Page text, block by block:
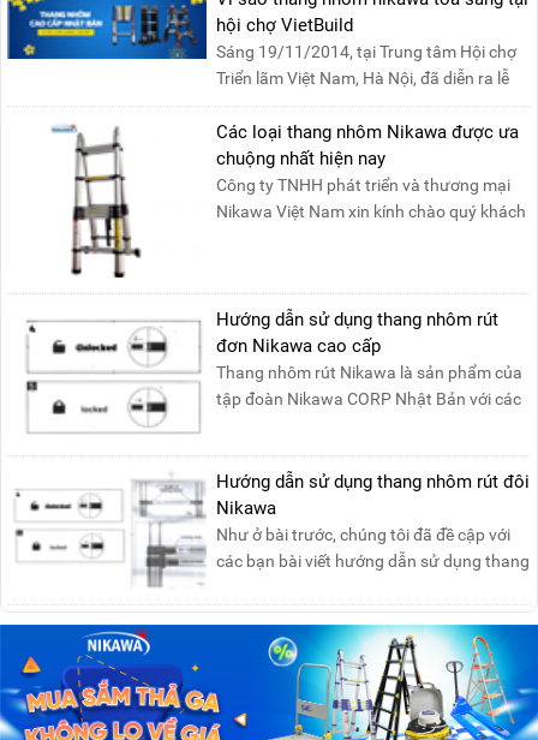
hội chợ VietBuild
Sáng 19/11/2014, tại Trung tâm Hội chợ
Triển lãm Việt Nam, Hà Nội, đã diễn ra lễ
khai mạc “Triể....
Các loại thang nhôm Nikawa được ưa
chuộng nhất hiện nay
Công ty TNHH phát triển và thương mại
Nikawa Việt Nam xin kính chào quý khách
Hướng dẫn sử dụng thang nhôm rút
đơn Nikawa cao cấp
Thang nhôm rút Nikawa là sản phẩm của
tập đoàn Nikawa CORP Nhật Bản với các
Hướng dẫn sử dụng thang nhôm rút đôi
Nikawa
Như ở bài trước, chúng tôi đã đề cập với
các bạn bài viết hướng dẫn sử dụng thang